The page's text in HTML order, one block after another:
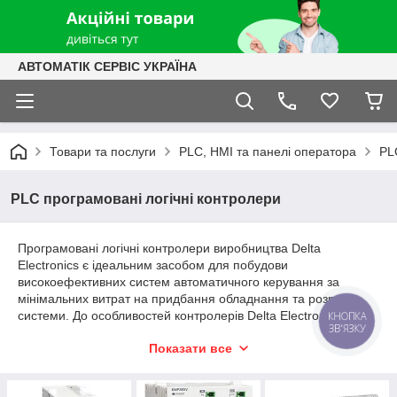
АВТОМАТІК СЕРВІС УКРАЇНА
Товари та послуги PLC, HMI та панелі оператора
PLC програмовані логічні контролери
Програмовані логічні контролери виробництва Delta
Electronics є ідеальним засобом для побудови
високоефективних систем автоматичного керування за
мінімальних витрат на придбання обладнання та розробку
системи. До особливостей контролерів Delta Electronics
Абсолютно безкоштовним програмним
загальноприйнятими технологічними мовами
Показати все
КНОПКА
ЗВ'ЯЗКУ